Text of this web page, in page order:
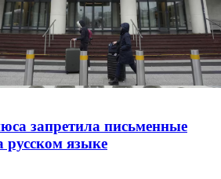
запретила письменные
русском языке